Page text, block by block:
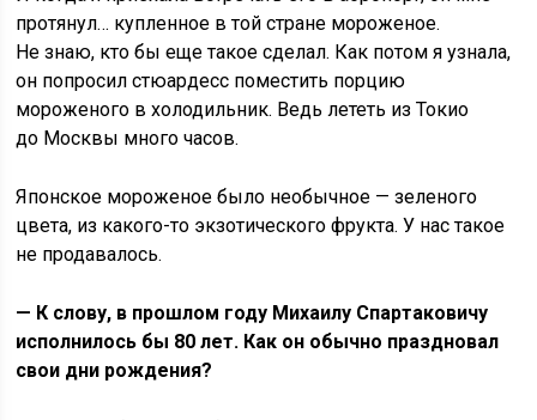
протянул… купленное в той стране мороженое.
Не знаю, кто бы еще такое сделал. Как потом я узнала,
он попросил стюардесс поместить порцию
мороженого в холодильник. Ведь лететь из Токио
до Москвы много часов.
Японское мороженое было необычное — зеленого
цвета, из какого-то экзотического фрукта. У нас такое
не продавалось.
— К слову, в прошлом году Михаилу Спартаковичу
исполнилось бы 80 лет. Как он обычно праздновал
свои дни рождения?